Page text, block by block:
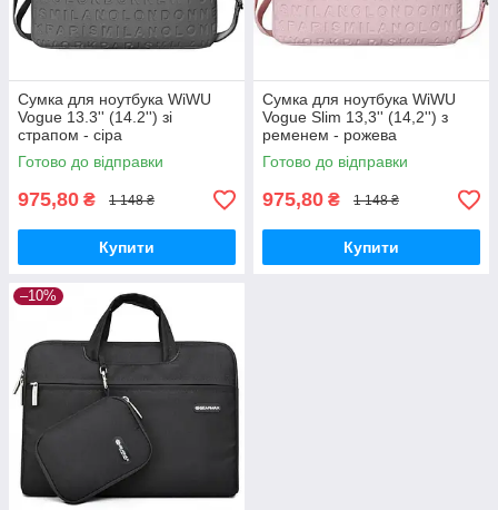
Сумка для ноутбука WiWU
Vogue 13.3'' (14.2'') зі
cтрапом - cіра
Готово до відправки
975,80 ₴ 1 148 ₴
Купити
Сумка для ноутбука WiWU
Vogue Slim 13,3'' (14,2'') з
ременем - рожева
Готово до відправки
975,80 ₴ 1 148 ₴
Купити
–10%